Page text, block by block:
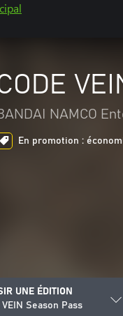
NAMCO
En promotion :
UNE ÉDITION
VEIN Season Pass